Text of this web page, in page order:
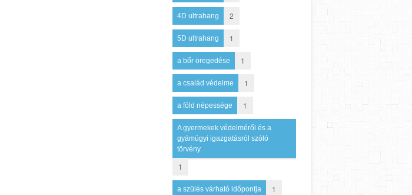
4D ultrahang 2
5D ultrahang 1
a bőr öregedése 1
a család védelme 1
a föld népessége 1
A gyermekek védelméről és a
gyámügyi igazgatásról szóló
törvény
1
a szülés várható időpontja 1